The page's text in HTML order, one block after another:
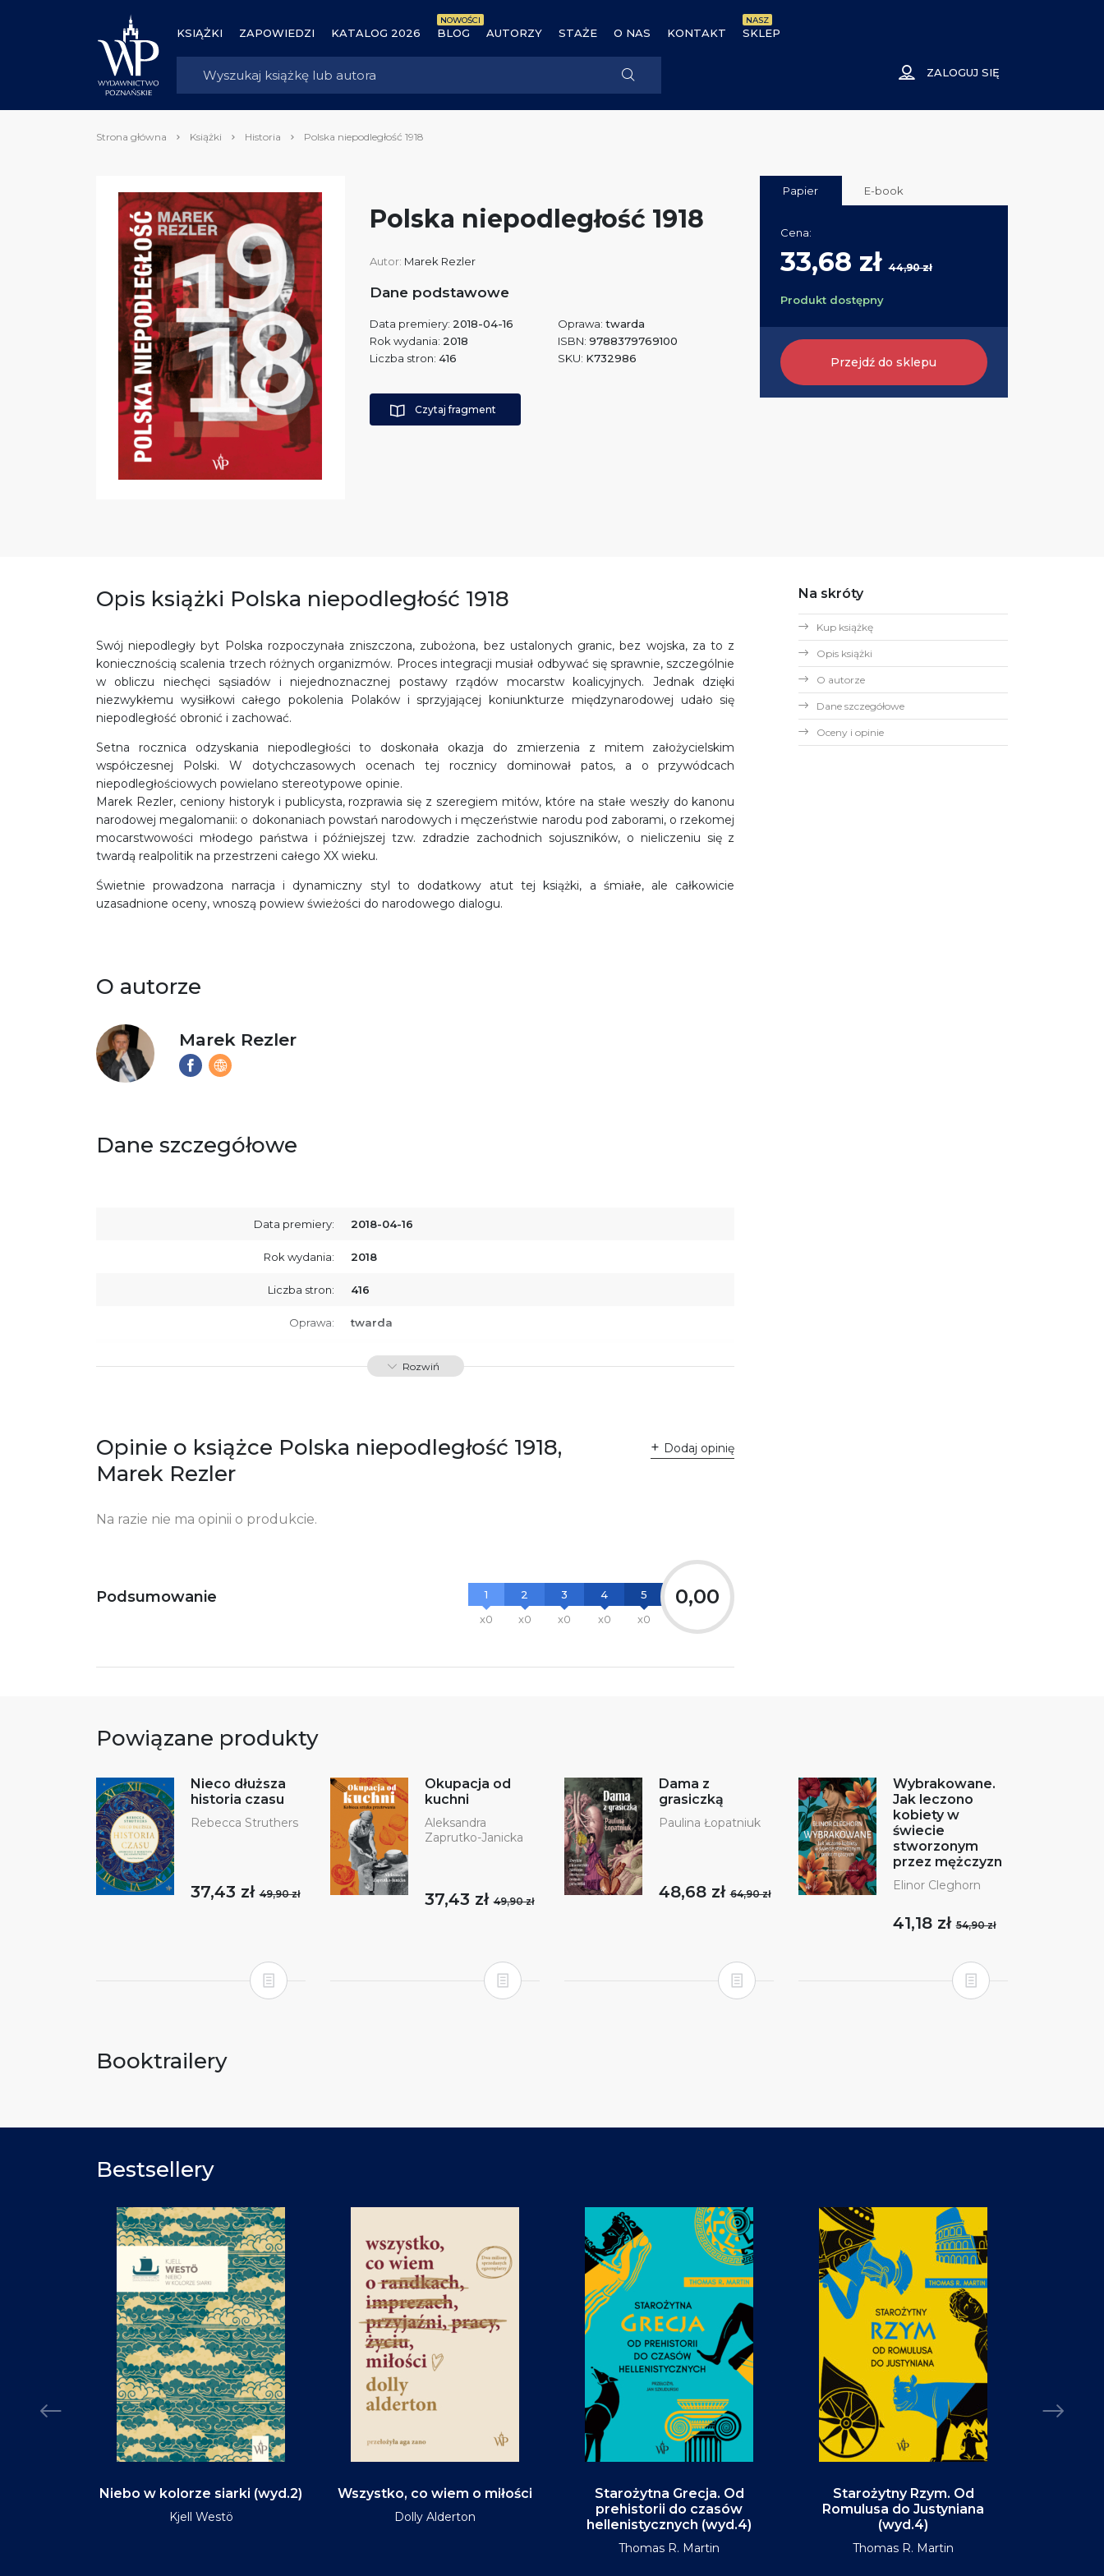
KSIĄŻKI ZAPOWIEDZI KATALOG 2026 BLOG
NOWOŚCI
AUTORZY STAŻE O NAS KONTAKT SKLEP
NASZ
ZALOGUJ SIĘ
Strona główna Książki Historia Polska niepodległość 1918
Polska niepodległość 1918
Autor: Marek Rezler
Dane podstawowe
Data premiery: 2018-04-16
Rok wydania: 2018
Liczba stron: 416
Oprawa: twarda
ISBN: 9788379769100
SKU: K732986
Czytaj fragment
Papier E-book
Cena:
33,68 zł44,90 zł
Produkt dostępny
Przejdź do sklepu
Opis książki Polska niepodległość 1918
Swój niepodległy byt Polska rozpoczynała zniszczona, zubożona, bez ustalonych granic, bez wojska, za to z
koniecznością scalenia trzech różnych organizmów. Proces integracji musiał odbywać się sprawnie, szczególnie
w obliczu niechęci sąsiadów i niejednoznacznej postawy rządów mocarstw koalicyjnych. Jednak dzięki
niezwykłemu wysiłkowi całego pokolenia Polaków i sprzyjającej koniunkturze międzynarodowej udało się
niepodległość obronić i zachować.
Setna rocznica odzyskania niepodległości to doskonała okazja do zmierzenia z mitem założycielskim
współczesnej Polski. W dotychczasowych ocenach tej rocznicy dominował patos, a o przywódcach
niepodległościowych powielano stereotypowe opinie.
Marek Rezler, ceniony historyk i publicysta, rozprawia się z szeregiem mitów, które na stałe weszły do kanonu
narodowej megalomanii: o dokonaniach powstań narodowych i męczeństwie narodu pod zaborami, o rzekomej
mocarstwowości młodego państwa i późniejszej tzw. zdradzie zachodnich sojuszników, o nieliczeniu się z
twardą realpolitik na przestrzeni całego XX wieku.
Świetnie prowadzona narracja i dynamiczny styl to dodatkowy atut tej książki, a śmiałe, ale całkowicie
uzasadnione oceny, wnoszą powiew świeżości do narodowego dialogu.
O autorze
Marek Rezler
Dane szczegółowe
Data premiery: 2018-04-16
Rok wydania: 2018
Liczba stron: 416
Oprawa: twarda
9788379769100
Rozwiń
Opinie o książce Polska niepodległość 1918,
Marek Rezler
Dodaj opinię
Na razie nie ma opinii o produkcie.
Podsumowanie
1
x0
2
x0
3
x0
4
x0
5
x0
0,00
Na skróty
Kup książkę
Opis książki
O autorze
Dane szczegółowe
Oceny i opinie
Powiązane produkty
Nieco dłuższa
historia czasu
Rebecca Struthers
37,43 zł49,90 zł
Okupacja od
kuchni
Aleksandra
Zaprutko-Janicka
37,43 zł49,90 zł
Dama z
grasiczką
Paulina Łopatniuk
48,68 zł64,90 zł
Wybrakowane.
Jak leczono
kobiety w
świecie
stworzonym
przez mężczyzn
Elinor Cleghorn
41,18 zł54,90 zł
Booktrailery
Bestsellery
Niebo w kolorze siarki (wyd.2)
Kjell Westö
Wszystko, co wiem o miłości
Dolly Alderton
Starożytna Grecja. Od
prehistorii do czasów
hellenistycznych (wyd.4)
Thomas R. Martin
Starożytny Rzym. Od
Romulusa do Justyniana
(wyd.4)
Thomas R. Martin